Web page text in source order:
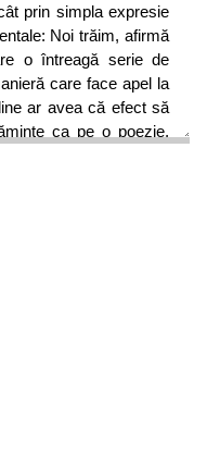
prin simpla expresie
Noi trăim, afirmă
o întreagă serie de
care face apel la
ar avea că efect să
ca pe o poezie,
luat în seama în
să ne supunem.
și concluziile